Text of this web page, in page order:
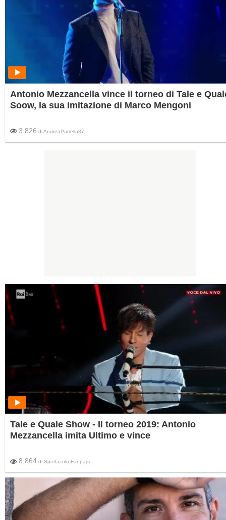
Antonio Mezzancella vince il torneo di Tale e
Soow, la sua imitazione di Marco Mengoni
3.826 diAndreaParrella87
Tale e Quale Show - Il torneo 2019: Antonio
Mezzancella imita Ultimo e vince
8.864 di Spettacolo Fanpage